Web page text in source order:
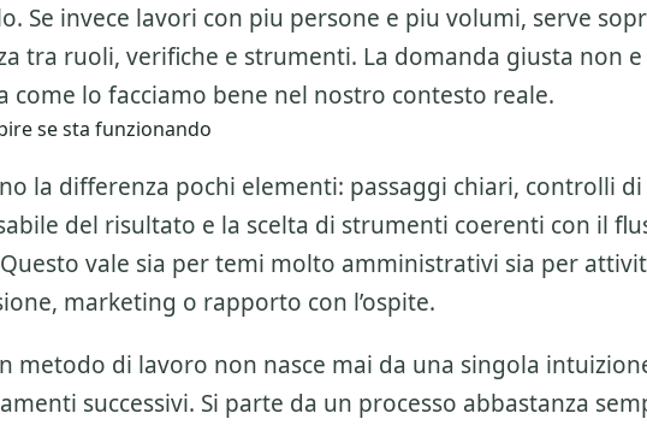
Se invece lavori con piu persone e piu volumi, serve
tra ruoli, verifiche e strumenti. La domanda giusta non
come lo facciamo bene nel nostro contesto reale.
se sta funzionando
la differenza pochi elementi: passaggi chiari, controlli
del risultato e la scelta di strumenti coerenti con il
vale sia per temi molto amministrativi sia per
marketing o rapporto con l’ospite.
metodo di lavoro non nasce mai da una singola
successivi. Si parte da un processo abbastanza